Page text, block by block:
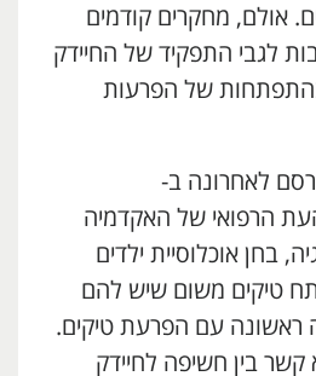
אולם, מחקרים קודמים
לגבי התפקיד של החיידק
של הפרעות
לאחרונה ב-
הרפואי של האקדמיה
בחן אוכלוסיית ילדים
טיקים משום שיש להם
עם הפרעת טיקים.
קשר בין חשיפה לחיידק